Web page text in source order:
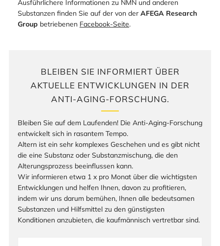
Ausführlichere Informationen zu NMN und anderen
Substanzen finden Sie auf der von der AFEGA Research
Group betriebenen Facebook-Seite.
BLEIBEN SIE INFORMIERT ÜBER
AKTUELLE ENTWICKLUNGEN IN DER
ANTI-AGING-FORSCHUNG.
Bleiben Sie auf dem Laufenden! Die Anti-Aging-Forschung
entwickelt sich in rasantem Tempo.
Altern ist ein sehr komplexes Geschehen und es gibt nicht
die eine Substanz oder Substanzmischung, die den
Alterungsprozess beeinflussen kann.
Wir informieren etwa 1 x pro Monat über die wichtigsten
Entwicklungen und helfen Ihnen, davon zu profitieren,
indem wir uns darum bemühen, Ihnen alle bedeutsamen
Substanzen und Hilfsmittel zu den günstigsten
Konditionen anzubieten, die kaufmännisch vertretbar sind.